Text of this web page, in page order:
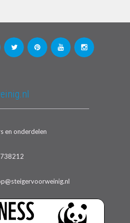
en onderdelen